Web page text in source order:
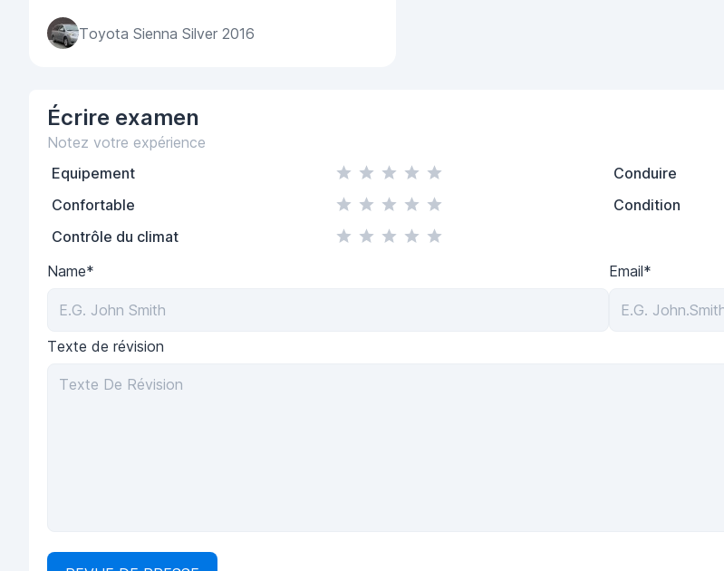
Toyota Sienna Silver 2016
Écrire examen
Notez votre expérience
Equipement
Confortable
Contrôle du climat
Conduire
Condition
Name* Email*
Texte de révision